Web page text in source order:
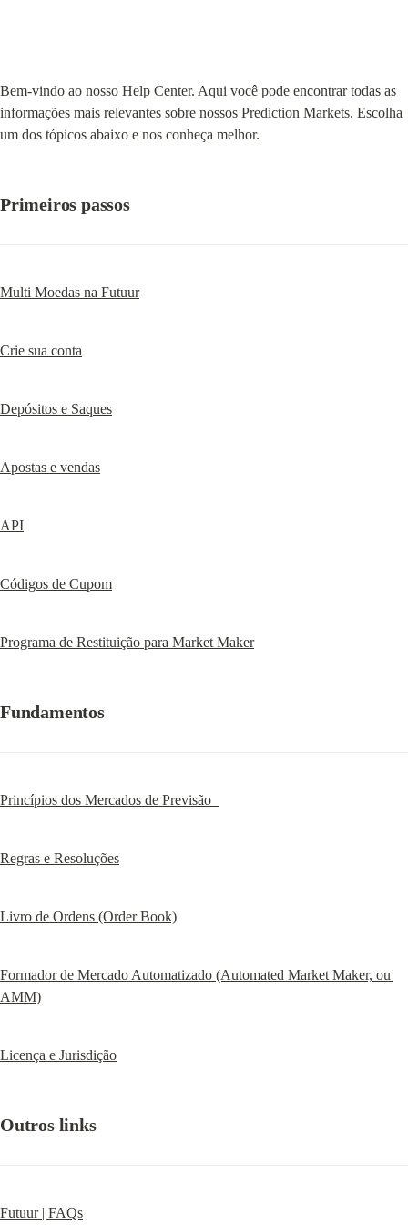
Bem-vindo ao nosso Help Center. Aqui você pode encontrar todas as
informações mais relevantes sobre nossos Prediction Markets. Escolha
um dos tópicos abaixo e nos conheça melhor.
Primeiros passos
Multi Moedas na Futuur
Crie sua conta
Depósitos e Saques
Apostas e vendas
API
Códigos de Cupom
Programa de Restituição para Market Maker
Fundamentos
Princípios dos Mercados de Previsão
Regras e Resoluções
Livro de Ordens (Order Book)
Formador de Mercado Automatizado (Automated Market Maker, ou
AMM)
Licença e Jurisdição
Outros links
Futuur | FAQs